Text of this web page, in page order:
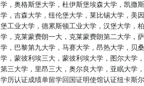
学，奥格斯堡大学，杜伊斯堡埃森大学，凯撒
学，吉森大学，纽伦堡大学，莱比锡大学，美
堡工业大学，德累斯顿工业大学，汉堡大学，
学，克莱蒙费朗一大，克莱蒙费朗第二大学，
学，巴黎第九大学，马赛大学，昂热大学，贝
学，蒙彼利埃三大，蒙彼利埃大学，图尔大学
第三大学，里昂三大，奥尔良大学，亚眠大学
学历认证成绩单留学回国证明使馆认证纽卡斯